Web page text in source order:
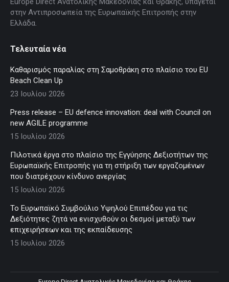
στην Αντιπροσωπεία της Ευρωπαϊκής Επιτροπής στην
Ελλάδα.
Τελευταία νέα
Καθαρισμός παραλίας στη Σαμοθράκη στο πλαίσιο του EU
Beach Clean Up
23 Ιουλίου 2026
Press release – EU defence innovation: deal with Council on
new AGILE programme
15 Ιουλίου 2026
Πιλοτικά έργα στο πλαίσιο της Εγγύησης Δεξιοτήτων της
Ευρωπαϊκής Επιτροπής για τη στήριξη των εργαζομένων
που διατρέχουν κίνδυνο ανεργίας
15 Ιουλίου 2026
Το Ευρωπαϊκό Συμβούλιο Υψηλού Επιπέδου για τις
Δεξιότητες ζητά να ενισχυθούν οι δεσμοί μεταξύ των
επιχειρήσεων και της εκπαίδευσης
15 Ιουλίου 2026